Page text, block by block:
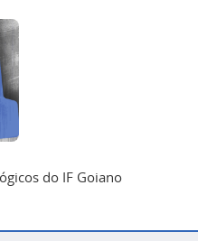
do IF Goiano